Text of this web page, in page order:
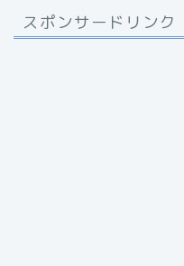
スポンサードリンク